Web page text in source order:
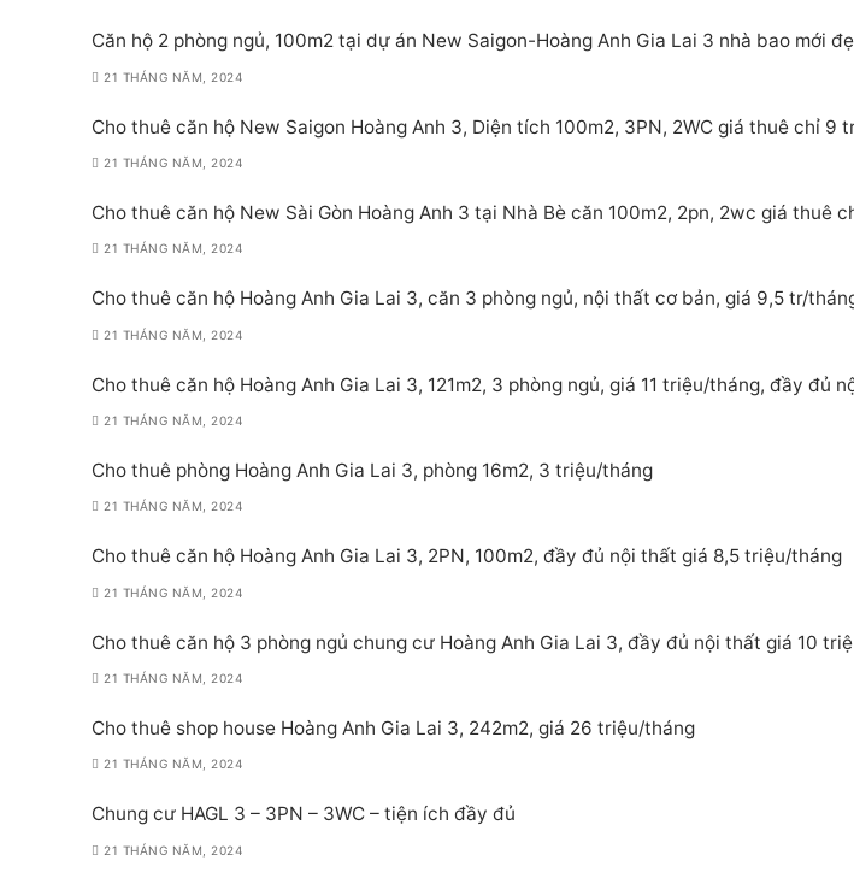
Căn hộ 2 phòng ngủ, 100m2 tại dự án New Saigon-Hoàng Anh Gia Lai 3 nhà bao mới
21 THÁNG NĂM, 2024
Cho thuê căn hộ New Saigon Hoàng Anh 3, Diện tích 100m2, 3PN, 2WC giá thuê chỉ 9
21 THÁNG NĂM, 2024
Cho thuê căn hộ New Sài Gòn Hoàng Anh 3 tại Nhà Bè căn 100m2, 2pn, 2wc giá thuê
21 THÁNG NĂM, 2024
Cho thuê căn hộ Hoàng Anh Gia Lai 3, căn 3 phòng ngủ, nội thất cơ bản, giá 9,5 tr/
21 THÁNG NĂM, 2024
Cho thuê căn hộ Hoàng Anh Gia Lai 3, 121m2, 3 phòng ngủ, giá 11 triệu/tháng, đầy đủ
21 THÁNG NĂM, 2024
Cho thuê phòng Hoàng Anh Gia Lai 3, phòng 16m2, 3 triệu/tháng
21 THÁNG NĂM, 2024
Cho thuê căn hộ Hoàng Anh Gia Lai 3, 2PN, 100m2, đầy đủ nội thất giá 8,5 triệu/tháng
21 THÁNG NĂM, 2024
Cho thuê căn hộ 3 phòng ngủ chung cư Hoàng Anh Gia Lai 3, đầy đủ nội thất giá 10
21 THÁNG NĂM, 2024
Cho thuê shop house Hoàng Anh Gia Lai 3, 242m2, giá 26 triệu/tháng
21 THÁNG NĂM, 2024
Chung cư HAGL 3 – 3PN – 3WC – tiện ích đầy đủ
21 THÁNG NĂM, 2024